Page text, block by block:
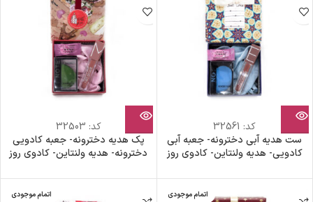
کد: 32561
ست هدیه آبی دخترونه- جعبه آبی
کادویی- هدیه ولنتاین- کادوی روز
اقتصادی
کد: 32503
پک هدیه دخترونه- جعبه کادویی
دخترونه- هدیه ولنتاین- کادوی روز
اقتصادی
اتمام موجودی اتمام موجودی